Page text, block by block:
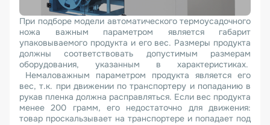
При подборе модели автоматического термоусадочного
ножа важным параметром является габарит
упаковываемого продукта и его вес. Размеры продукта
должны соответствовать допустимым размерам
оборудования, указанным в характеристиках.
Немаловажным параметром продукта является его
вес, т.к. при движении по транспортеру и попаданию в
рукав пленка должна расправляться. Если вес продукта
менее 200 грамм, его недостаточно для движения:
товар проскальзывает на транспортере и попадает под